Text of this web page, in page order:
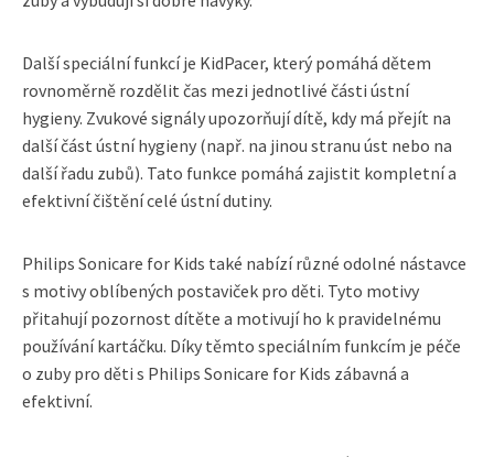
Další speciální funkcí je KidPacer, který pomáhá dětem
rovnoměrně rozdělit čas mezi jednotlivé části ústní
hygieny. Zvukové signály upozorňují dítě, kdy má přejít na
další část ústní hygieny (např. na jinou stranu úst nebo na
další řadu zubů). Tato funkce pomáhá zajistit kompletní a
efektivní čištění celé ústní dutiny.
Philips Sonicare for Kids také nabízí různé odolné nástavce
s motivy oblíbených postaviček pro děti. Tyto motivy
přitahují pozornost dítěte a motivují ho k pravidelnému
používání kartáčku. Díky těmto speciálním funkcím je péče
o zuby pro děti s Philips Sonicare for Kids zábavná a
efektivní.